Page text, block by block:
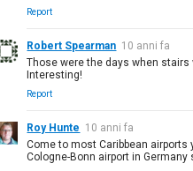
Report
Robert Spearman 10 anni fa
Those were the days when stairs
Interesting!
Report
Roy Hunte 10 anni fa
Come to most Caribbean
Cologne-Bonn airport in